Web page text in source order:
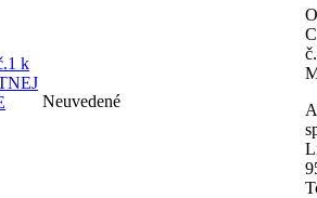
k
Neuvedené